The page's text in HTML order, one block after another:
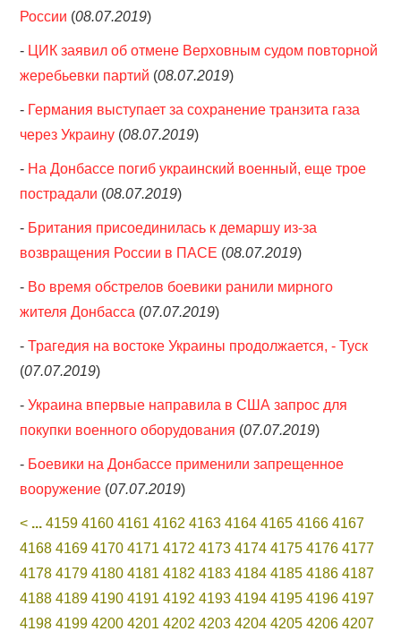
России (08.07.2019)
- ЦИК заявил об отмене Верховным судом повторной
жеребьевки партий (08.07.2019)
- Германия выступает за сохранение транзита газа
через Украину (08.07.2019)
- На Донбассе погиб украинский военный, еще трое
пострадали (08.07.2019)
- Британия присоединилась к демаршу из-за
возвращения России в ПАСЕ (08.07.2019)
- Во время обстрелов боевики ранили мирного
жителя Донбасса (07.07.2019)
-Трагедия на востоке Украины продолжается, - Туск
(07.07.2019)
-Украина впервые направила в США запрос для
покупки военного оборудования (07.07.2019)
- Боевики на Донбассе применили запрещенное
вооружение (07.07.2019)
< ... 4159 4160 4161 4162 4163 4164 4165 4166 4167
4168 4169 4170 4171 4172 4173 4174 4175 4176 4177
4178 4179 4180 4181 4182 4183 4184 4185 4186 4187
4188 4189 4190 4191 4192 4193 4194 4195 4196 4197
4198 4199 4200 4201 4202 4203 4204 4205 4206 4207